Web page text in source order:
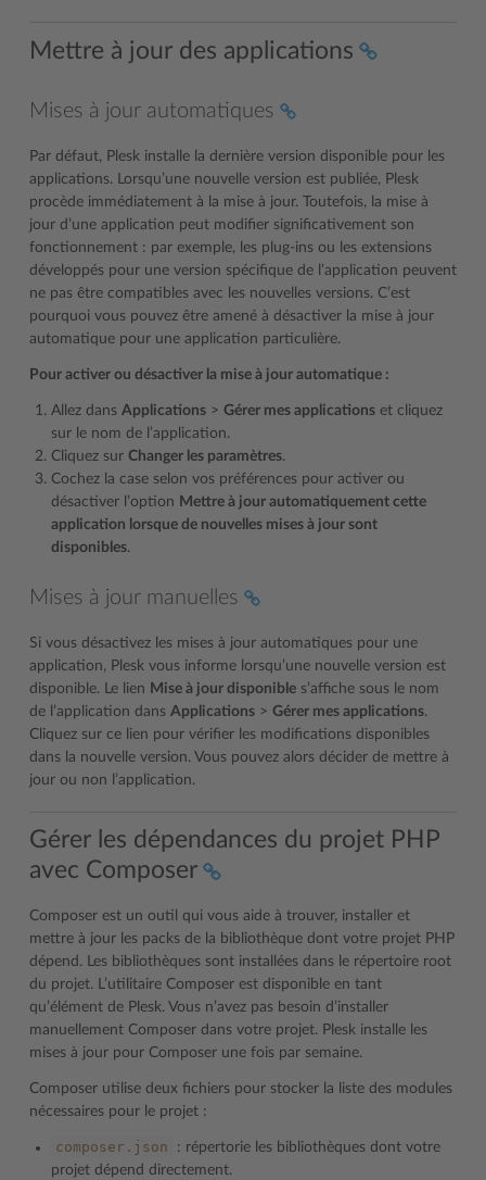
Mettre à jour des applications
Mises à jour automatiques
Par défaut, Plesk installe la dernière version disponible pour les
applications. Lorsqu’une nouvelle version est publiée, Plesk
procède immédiatement à la mise à jour. Toutefois, la mise à
jour d’une application peut modifier significativement son
fonctionnement : par exemple, les plug-ins ou les extensions
développés pour une version spécifique de l’application peuvent
ne pas être compatibles avec les nouvelles versions. C’est
pourquoi vous pouvez être amené à désactiver la mise à jour
automatique pour une application particulière.
Pour activer ou désactiver la mise à jour automatique :
Allez dans Applications > Gérer mes applications et cliquez
sur le nom de l’application.
Cliquez sur Changer les paramètres.
Cochez la case selon vos préférences pour activer ou
désactiver l’option Mettre à jour automatiquement cette
application lorsque de nouvelles mises à jour sont
disponibles.
Mises à jour manuelles
Si vous désactivez les mises à jour automatiques pour une
application, Plesk vous informe lorsqu’une nouvelle version est
disponible. Le lien Mise à jour disponible s’affiche sous le nom
de l’application dans Applications > Gérer mes applications.
Cliquez sur ce lien pour vérifier les modifications disponibles
dans la nouvelle version. Vous pouvez alors décider de mettre à
jour ou non l’application.
Gérer les dépendances du projet PHP
avec Composer
Composer est un outil qui vous aide à trouver, installer et
mettre à jour les packs de la bibliothèque dont votre projet PHP
dépend. Les bibliothèques sont installées dans le répertoire root
du projet. L’utilitaire Composer est disponible en tant
qu’élément de Plesk. Vous n’avez pas besoin d’installer
manuellement Composer dans votre projet. Plesk installe les
mises à jour pour Composer une fois par semaine.
Composer utilise deux fichiers pour stocker la liste des modules
nécessaires pour le projet :
composer.json
: répertorie les bibliothèques dont votre
projet dépend directement.